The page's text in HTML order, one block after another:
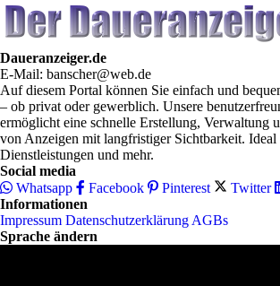
Daueranzeiger.de
E-Mail: banscher@web.de
Auf diesem Portal können Sie einfach und
– ob privat oder gewerblich. Unsere
ermöglicht eine schnelle Erstellung, Verwaltung
von Anzeigen mit langfristiger Sichtbarkeit.
Dienstleistungen und mehr.
Social media
Whatsapp
Facebook Pinterest Twitter
Informationen
Impressum Datenschutzerklärung AGBs
Sprache ändern